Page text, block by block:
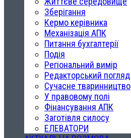
Зберігання
Кермо керівника
Механізація АПК
Питання бухгалтерії
Подія
Регіональний вимір
Редакторський погляд
Сучасне тваринництво
У правовому полі
Фінансування АПК
Заготівля силосу
ЕЛЕВАТОРИ